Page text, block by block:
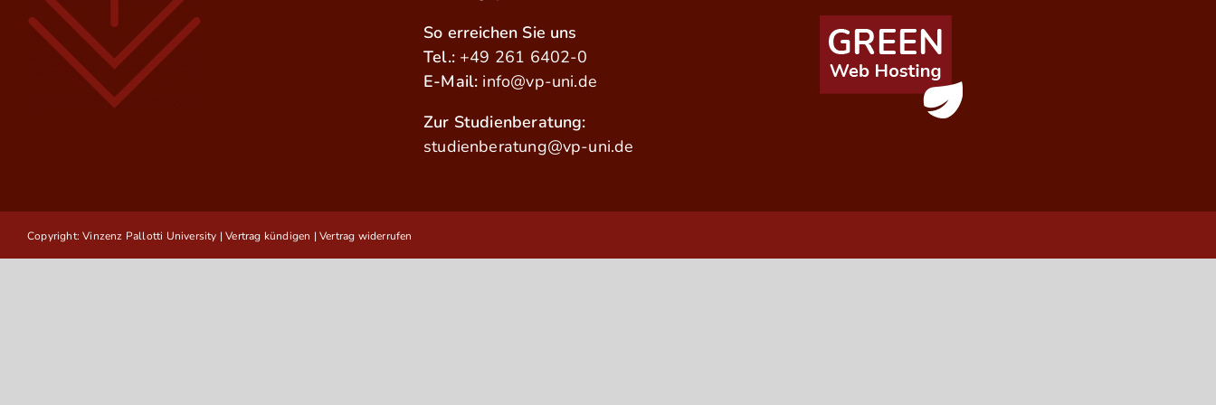
So erreichen Sie uns
Tel.:+49 261 6402-0
E-Mail: info@vp-uni.de
Zur Studienberatung:
studienberatung@vp-uni.de
Copyright: Vinzenz Pallotti University |Vertrag kündigen |Vertrag widerrufen